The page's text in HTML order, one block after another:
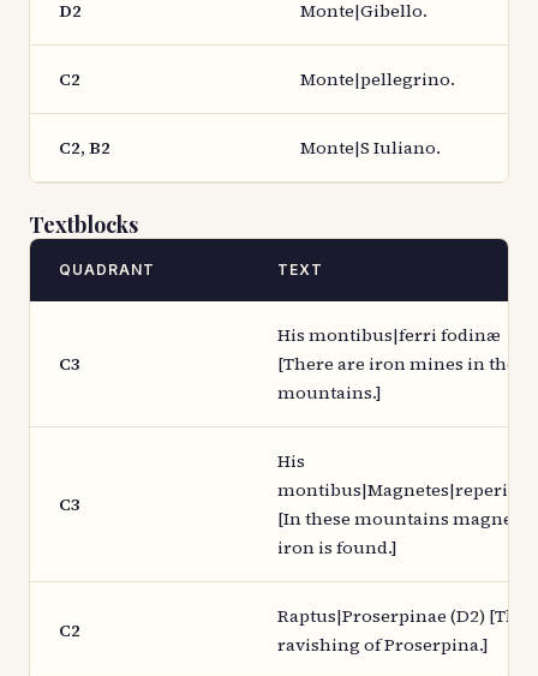
D2 Monte|Gibello.
C2 Monte|pellegrino.
C2, B2 Monte|S Iuliano.
Textblocks
QUADRANT TEXT
C3
His montibus|ferri fodinæ
[There are iron mines in these
mountains.]
C3
His
montibus|Magnetes|reperitur.
[In these mountains magnetic
iron is found.]
C2
Raptus|Proserpinae (D2) [The
ravishing of Proserpina.]